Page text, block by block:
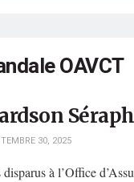
OAVCT
30, 2025
disparus à l’Office